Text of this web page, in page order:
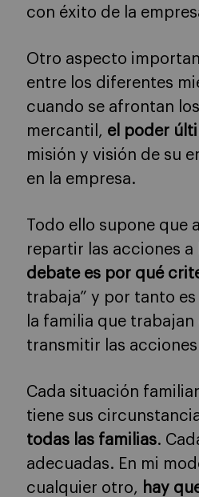
con éxito de la
Otro aspecto
entre los diferentes
cuando se afrontan
mercantil, el poder
misión y visión de su
en la empresa.
Todo ello supone
repartir las acciones
debate es por qué
trabaja” y por tanto
la familia que
transmitir las
Cada situación
tiene sus
todas las familias.
adecuadas. En mi
cualquier otro, hay